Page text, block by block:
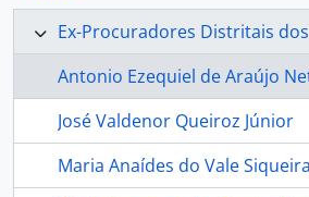
Antonio Ezequiel de Araújo
José Valdenor Queiroz Júnior